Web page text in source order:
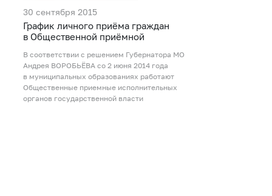
30 сентября 2015
График личного приёма граждан
в Общественной приёмной
В соответствии с решением Губернатора МО
Андрея ВОРОБЬЁВА со 2 июня 2014 года
в муниципальных образованиях работают
Общественные приемные исполнительных
органов государственной власти